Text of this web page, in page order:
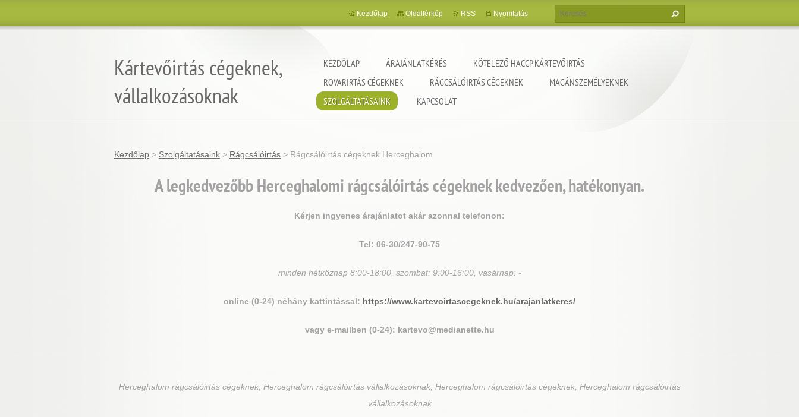
Kártevőirtás cégeknek,
vállalkozásoknak
KEZDŐLAP ÁRAJÁNLATKÉRÉS
KÖTELEZŐ HACCP KÁRTEVŐIRTÁS
ROVARIRTÁS CÉGEKNEK
RÁGCSÁLÓIRTÁS CÉGEKNEK
MAGÁNSZEMÉLYEKNEK
SZOLGÁLTATÁSAINK
KAPCSOLAT
Kezdőlap Oldaltérkép RSS Nyomtatás
Kezdőlap > Szolgáltatásaink > Rágcsálóirtás > Rágcsálóirtás cégeknek Herceghalom
A legkedvezőbb Herceghalomi rágcsálóirtás cégeknek kedvezően, hatékonyan.
Kérjen ingyenes árajánlatot akár azonnal telefonon:
Tel: 06-30/247-90-75
minden hétköznap 8:00-18:00, szombat: 9:00-16:00, vasárnap: -
online (0-24) néhány kattintással: https://www.kartevoirtascegeknek.hu/arajanlatkeres/
vagy e-mailben (0-24): kartevo@medianette.hu
Herceghalom rágcsálóirtás cégeknek, Herceghalom rágcsálóirtás vállalkozásoknak, Herceghalom rágcsálóirtás cégeknek, Herceghalom rágcsálóirtás
vállalkozásoknak